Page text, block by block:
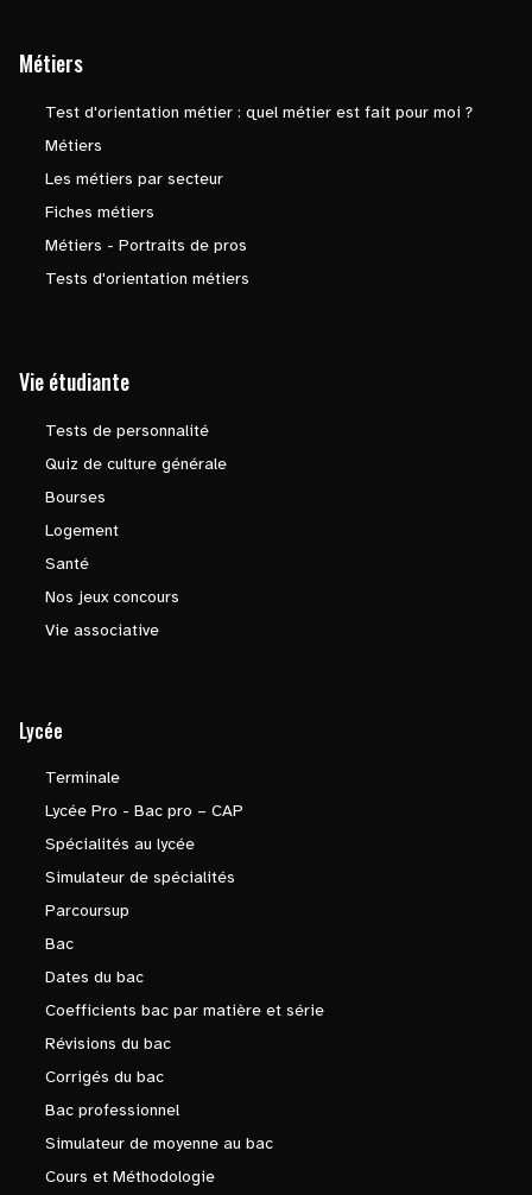
Métiers
Test d'orientation métier : quel métier est fait pour moi ?
Métiers
Les métiers par secteur
Fiches métiers
Métiers - Portraits de pros
Tests d'orientation métiers
Vie étudiante
Tests de personnalité
Quiz de culture générale
Bourses
Logement
Santé
Nos jeux concours
Vie associative
Lycée
Terminale
Lycée Pro - Bac pro – CAP
Spécialités au lycée
Simulateur de spécialités
Parcoursup
Bac
Dates du bac
Coefficients bac par matière et série
Révisions du bac
Corrigés du bac
Bac professionnel
Simulateur de moyenne au bac
Cours et Méthodologie